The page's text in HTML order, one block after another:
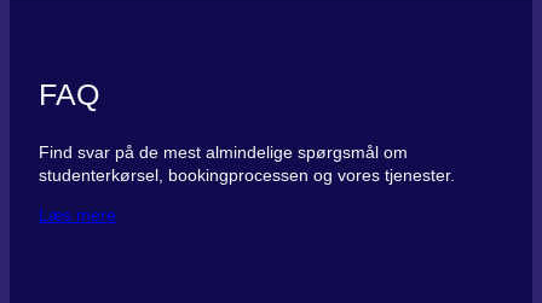
FAQ
Find svar på de mest almindelige spørgsmål om
studenterkørsel, bookingprocessen og vores tjenester.
Læs mere